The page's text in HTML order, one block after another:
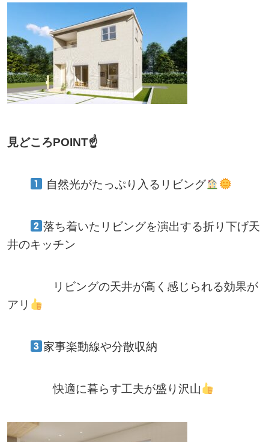
見どころPOINT☝
自然光がたっぷり入るリビング
落ち着いたリビングを演出する折り下げ天
井のキッチン
リビングの天井が高く感じられる効果が
アリ
家事楽動線や分散収納
快適に暮らす工夫が盛り沢山